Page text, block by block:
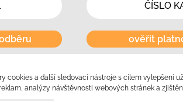
cookies a další sledovací nástroje s cílem vylepšení
analýzy návštěvnosti webových stránek a
ověřit